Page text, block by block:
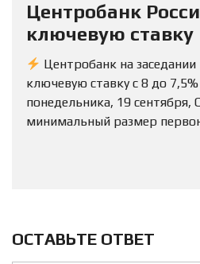
Центробанк
ключевую ставку
Центробанк на заседании
ключевую ставку с 8 до
понедельника, 19 сентября,
минимальный размер
ОСТАВЬТЕ ОТВЕТ